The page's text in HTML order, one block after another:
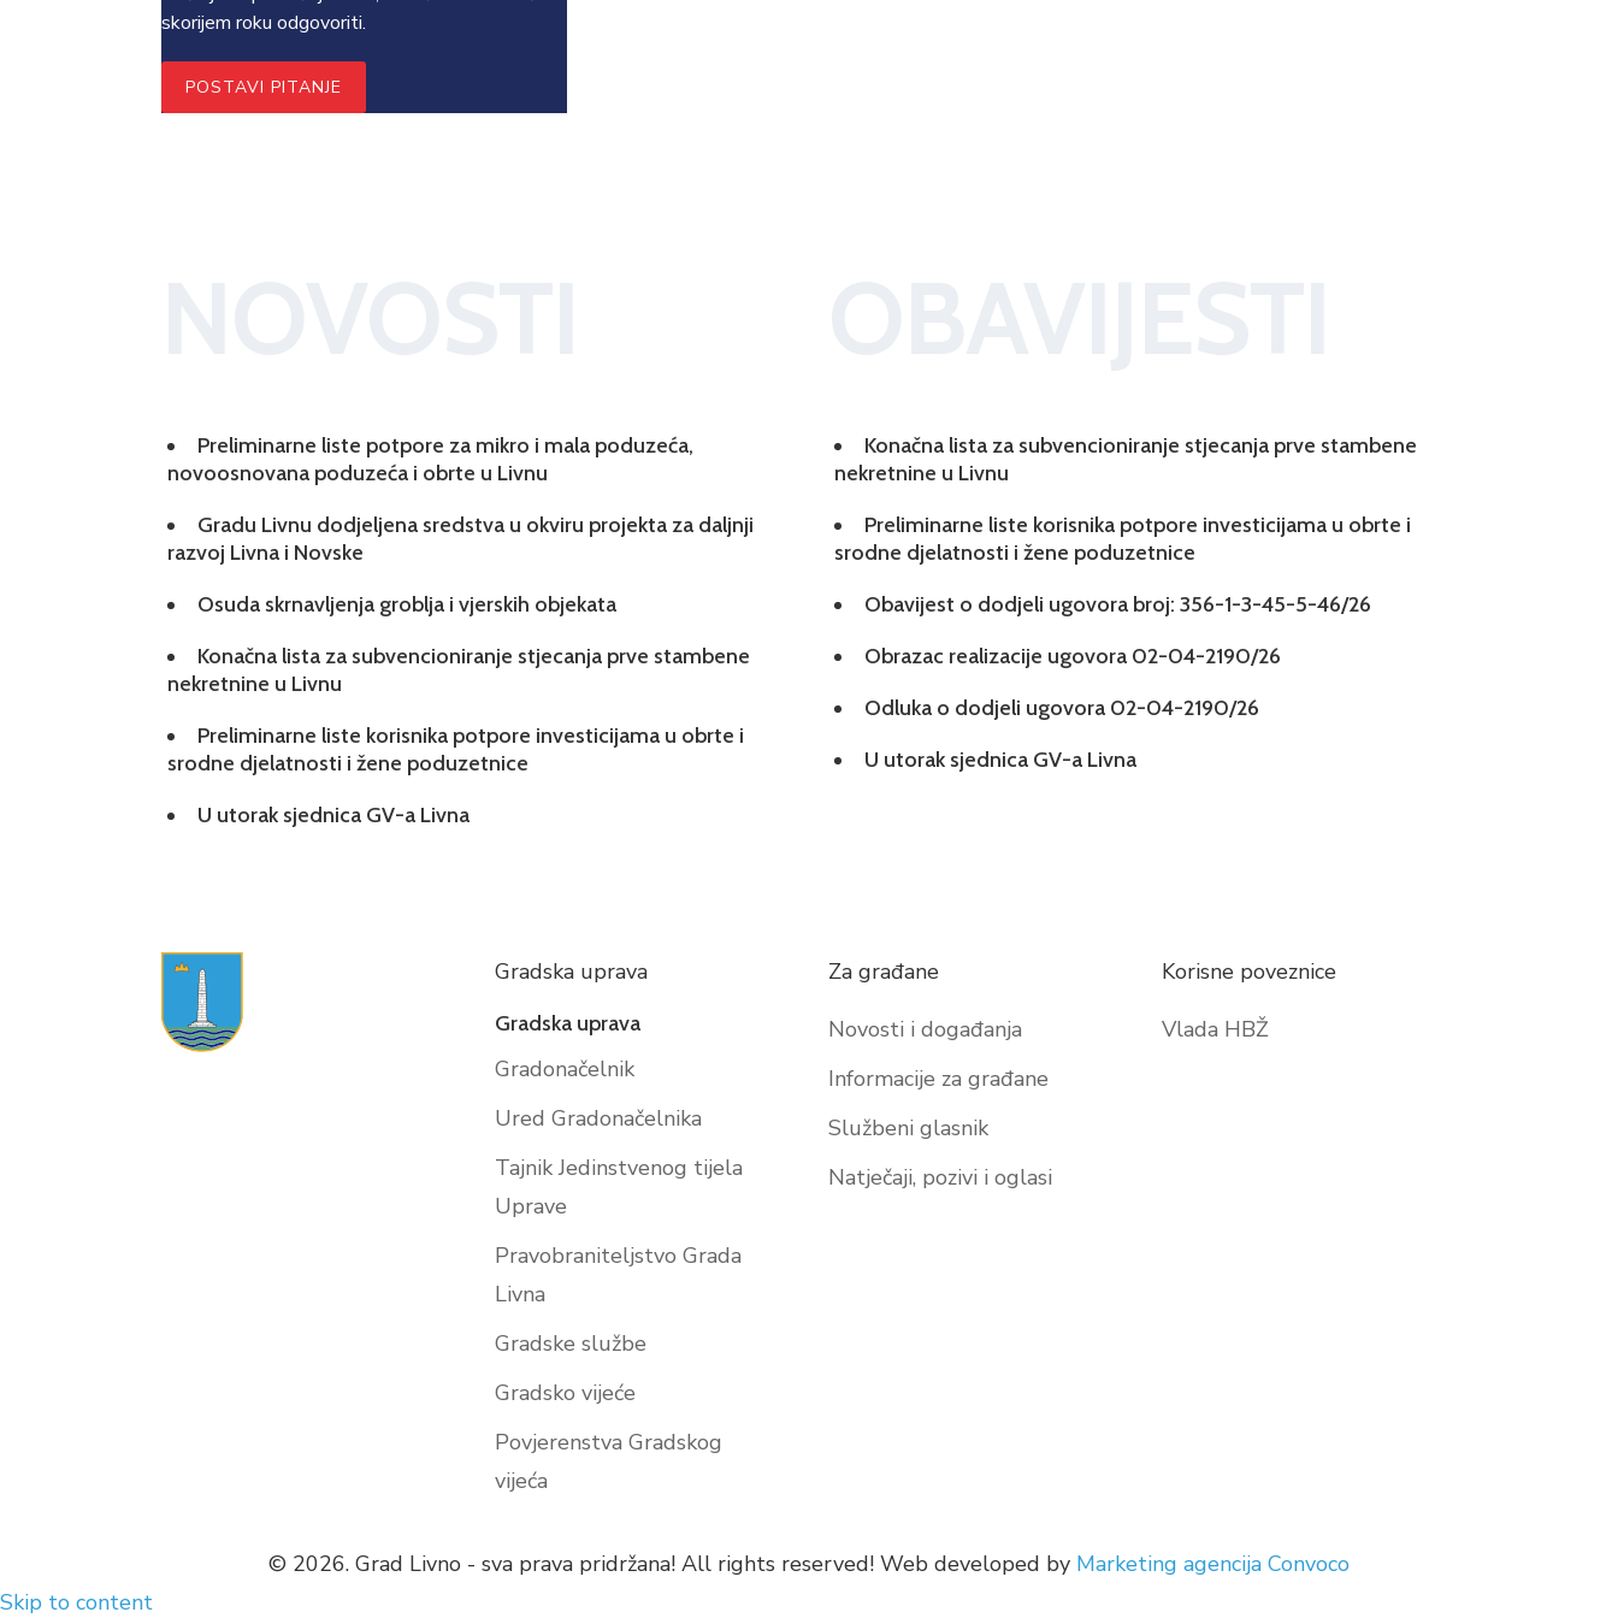
skorijem roku odgovoriti.
POSTAVI PITANJE
Preliminarne liste potpore za mikro i mala poduzeća,
novoosnovana poduzeća i obrte u Livnu
Gradu Livnu dodjeljena sredstva u okviru projekta za daljnji
razvoj Livna i Novske
Osuda skrnavljenja groblja i vjerskih objekata
Konačna lista za subvencioniranje stjecanja prve stambene
nekretnine u Livnu
Preliminarne liste korisnika potpore investicijama u obrte i
srodne djelatnosti i žene poduzetnice
U utorak sjednica GV-a Livna
Konačna lista za subvencioniranje stjecanja prve stambene
nekretnine u Livnu
Preliminarne liste korisnika potpore investicijama u obrte i
srodne djelatnosti i žene poduzetnice
Obavijest o dodjeli ugovora broj: 356-1-3-45-5-46/26
Obrazac realizacije ugovora 02-04-2190/26
Odluka o dodjeli ugovora 02-04-2190/26
U utorak sjednica GV-a Livna
Gradska uprava
Gradska uprava
Gradonačelnik
Ured Gradonačelnika
Tajnik Jedinstvenog tijela
Uprave
Pravobraniteljstvo Grada
Livna
Gradske službe
Gradsko vijeće
Povjerenstva Gradskog
vijeća
Za građane
Novosti i događanja
Informacije za građane
Službeni glasnik
Natječaji, pozivi i oglasi
Korisne poveznice
Vlada HBŽ
© 2026. Grad Livno - sva prava pridržana! All rights reserved! Web developed by Marketing agencija Convoco
Skip to content